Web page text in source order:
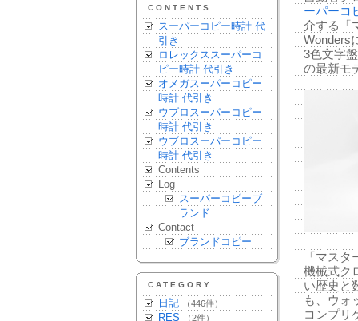
ーパーコ
介する「
Wonders
3色文字
の最新モ
「マス
機械式ク
い歴史と
も、ウォ
コンプリ
CONTENTS
スーパーコピー時計 代
引き
ロレックススーパーコ
ピー時計 代引き
オメガスーパーコピー
時計 代引き
ウブロスーパーコピー
時計 代引き
ウブロスーパーコピー
時計 代引き
Contents
Log
スーパーコピーブ
ランド
Contact
ブランドコピー
CATEGORY
日記 （446件）
RES （2件）